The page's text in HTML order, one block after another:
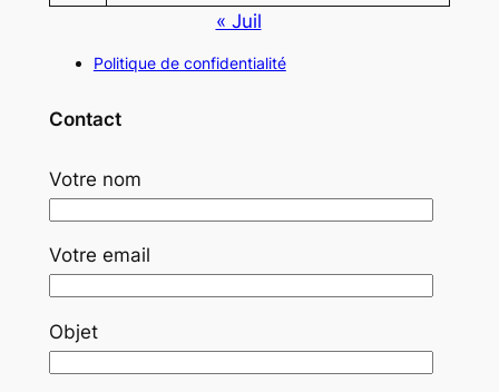
« Juil
Politique de confidentialité
Contact
Votre nom
Votre email
Objet